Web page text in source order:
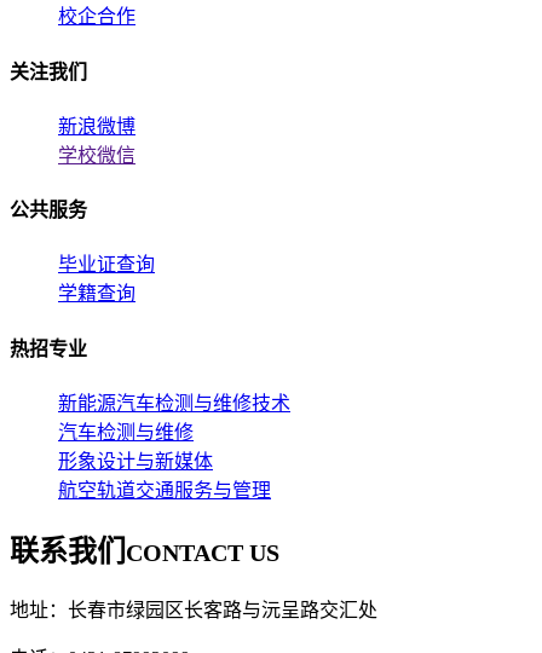
校企合作
关注我们
新浪微博
学校微信
公共服务
毕业证查询
学籍查询
热招专业
新能源汽车检测与维修技术
汽车检测与维修
形象设计与新媒体
航空轨道交通服务与管理
联系我们 CONTACT US
地址：长春市绿园区长客路与沅呈路交汇处